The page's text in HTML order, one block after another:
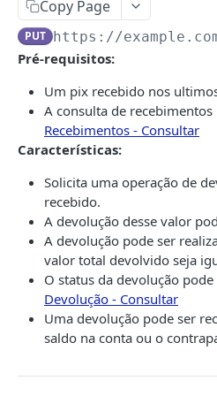
Consultar o status da
pagamento
Obter assinatura
Cadastrar certificado
Token
Access Token/RefreshToken
API COBRANÇA
Boletos
Emitir e registro do boleto
Realizar a busca de
uma série de filtros.
Obter detalhe do boleto
identificação.
Obter detalhe do boleto
numero
Obter boleto imprimível
API EMISSÃO DE BOLETO
DESCONTO
Emissão de boleto
Emissão de boleto com
API BOLETO HÍBRIDO
BoletosHibridos
Emissão de boleto híbrido
Listagem de boletos
Copy Page
PUT https://
Pré-requisitos:
Um pix recebido nos
A consulta de
Recebimentos - Consultar
Características:
Solicita uma operação de
recebido.
A devolução desse valor
A devolução pode ser
valor total devolvido seja
O status da devolução
Devolução - Consultar
Uma devolução pode ser
saldo na conta ou o